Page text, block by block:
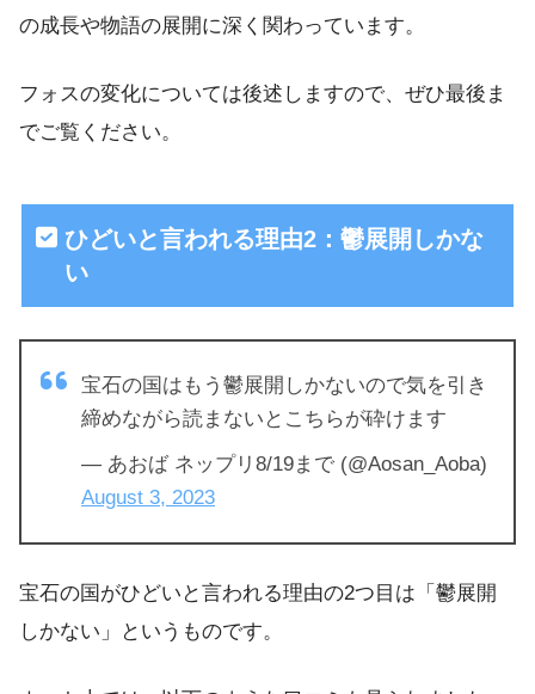
の成長や物語の展開に深く関わっています。
フォスの変化については後述しますので、ぜひ最後ま
でご覧ください。
ひどいと言われる理由2：鬱展開しかな
い
宝石の国はもう鬱展開しかないので気を引き
締めながら読まないとこちらが砕けます
— あおば ネップリ8/19まで (@Aosan_Aoba)
August 3, 2023
宝石の国がひどいと言われる理由の2つ目は「鬱展開
しかない」というものです。